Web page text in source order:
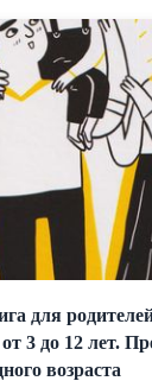
для
3 до 12 лет.
возраста